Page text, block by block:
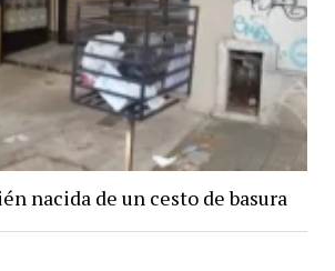
nacida de un cesto de basura